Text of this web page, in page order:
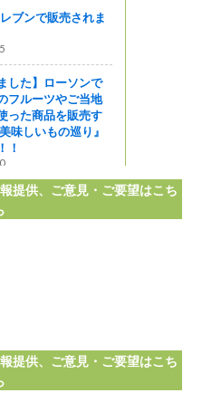
提供、ご意見・ご要望はこち
提供、ご意見・ご要望はこち